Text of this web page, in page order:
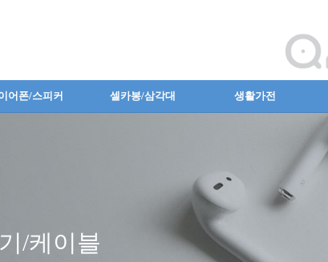
어폰/스피커 셀카봉/삼각대 생활가전
/케이블